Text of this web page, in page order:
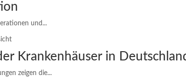
und...
Krankenhäuser in
zeigen die...